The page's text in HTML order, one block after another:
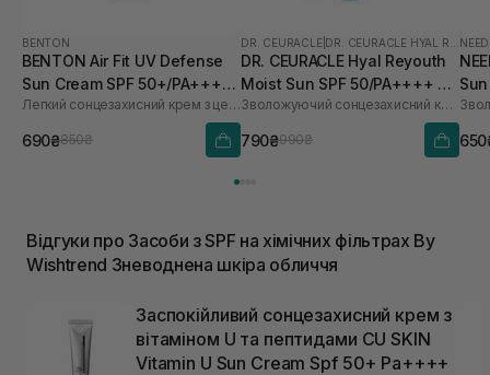
BENTON
BENTON Air Fit UV Defense
Sun Cream SPF 50+/PA++++
50 мл
Легкий сонцезахисний крем з центелою
690₴850₴
DR. CEURACLE
DR. CEURACLE Hyal Reyouth
Moist Sun SPF 50/PA++++ 50
мл
Зволожуючий сонцезахисний крем для обличчя з гіалуроновою кислотою
790₴990₴
Відгуки про Засоби з SPF на хімічних фільтрах By
Wishtrend Зневоднена шкіра обличчя
Заспокійливий сонцезахисний крем з
вітаміном U та пептидами CU SKIN
Vitamin U Sun Cream Spf 50+ Pa++++